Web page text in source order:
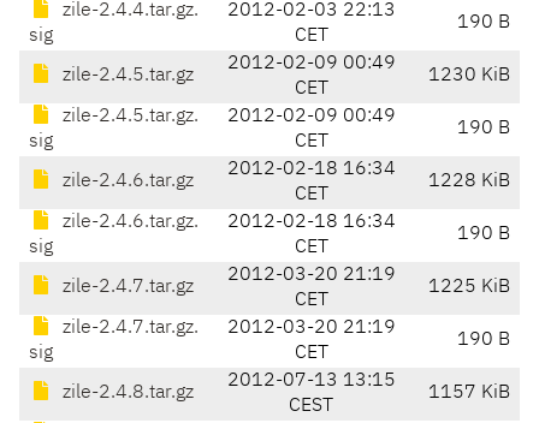
zile-2.4.4.tar.gz.
sig
2012-02-03 22:13
CET
190 B
zile-2.4.5.tar.gz
2012-02-09 00:49
CET
1230 KiB
zile-2.4.5.tar.gz.
sig
2012-02-09 00:49
CET
190 B
zile-2.4.6.tar.gz
2012-02-18 16:34
CET
1228 KiB
zile-2.4.6.tar.gz.
sig
2012-02-18 16:34
CET
190 B
zile-2.4.7.tar.gz
2012-03-20 21:19
CET
1225 KiB
zile-2.4.7.tar.gz.
sig
2012-03-20 21:19
CET
190 B
zile-2.4.8.tar.gz
2012-07-13 13:15
CEST
1157 KiB